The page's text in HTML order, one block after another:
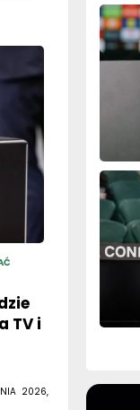
TV i
2026,